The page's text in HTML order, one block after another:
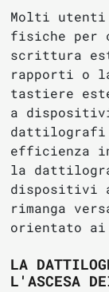
Molti utenti
fisiche per
scrittura
rapporti o
tastiere
a
dattilografi
efficienza in
la
dispositivi
rimanga
orientato
LA
L'ASCESA